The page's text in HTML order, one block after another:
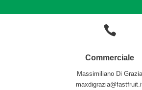
Commerciale
Massimiliano Di Grazia